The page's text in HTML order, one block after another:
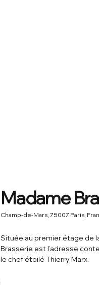
Madame
Champ-de-Mars, 75007 Paris,
Située au premier étage de
Brasserie est l’adresse
le chef étoilé Thierry Marx.